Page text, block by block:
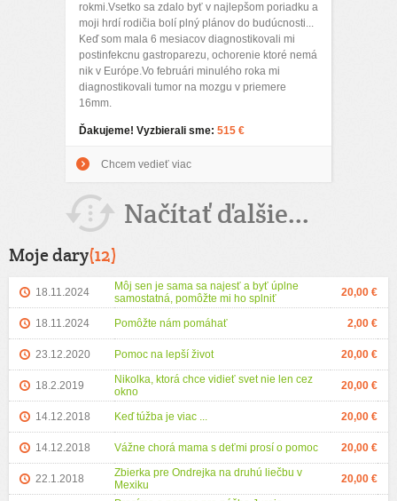
rokmi.Vsetko sa zdalo byť v najlepšom poriadku a
moji hrdí rodičia bolí plný plánov do budúcnosti...
Keď som mala 6 mesiacov diagnostikovali mi
postinfekcnu gastroparezu, ochorenie ktoré nemá
nik v Európe.Vo februári minulého roka mi
diagnostikovali tumor na mozgu v priemere
16mm.
Ďakujeme! Vyzbierali sme: 515 €
Chcem vedieť viac
Načítať ďalšie...
Moje dary(12)
18.11.2024
Môj sen je sama sa najesť a byť úplne
samostatná, pomôžte mi ho splniť
20,00 €
18.11.2024 Pomôžte nám pomáhať 2,00 €
23.12.2020 Pomoc na lepší život 20,00 €
18.2.2019
Nikolka, ktorá chce vidieť svet nie len cez
okno
20,00 €
14.12.2018 Keď túžba je viac ... 20,00 €
14.12.2018 Vážne chorá mama s deťmi prosí o pomoc 20,00 €
22.1.2018
Zbierka pre Ondrejka na druhú liečbu v
Mexiku
20,00 €